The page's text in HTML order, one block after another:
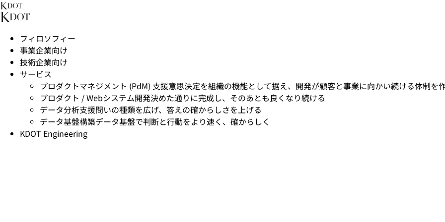
フィロソフィー
事業企業向け
技術企業向け
サービス
プロダクトマネジメント (PdM) 支援意思決定を組織の機能として据え、開発が顧客と事業に向かい続ける体制を
プロダクト / Webシステム開発決めた通りに完成し、そのあとも良くなり続ける
データ分析支援問いの種類を広げ、答えの確からしさを上げる
データ基盤構築データ基盤で判断と行動をより速く、確からしく
KDOT Engineering